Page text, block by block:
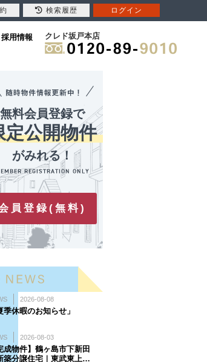
採用情報 クレド坂戸本店
無料会員登録で
定公開物件
がみれる！
員登録(無料)
検索履歴 ログイン